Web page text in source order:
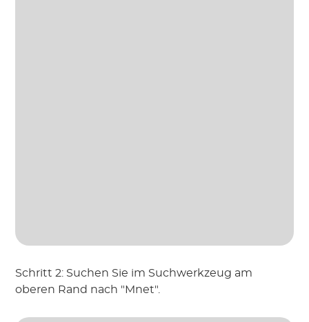
Schritt 2: Suchen Sie im Suchwerkzeug am
oberen Rand nach "Mnet".